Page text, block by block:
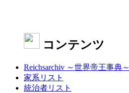
コンテンツ
Reichsarchiv ～世界帝王事典～
家系リスト
統治者リスト